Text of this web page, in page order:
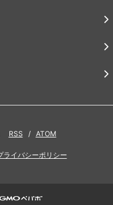
RSS / ATOM
ライバシーポリシー